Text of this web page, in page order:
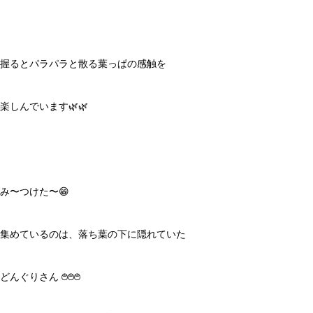
握るとパラパラと散る葉っぱの感触を
楽しんでいます🌿🌿
み〜つけた〜😁
集めているのは、落ち葉の下に隠れていた
どんぐりさん ࿉࿉࿉